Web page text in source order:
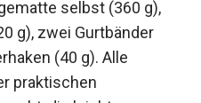
selbst (360 g),
g), zwei Gurtbänder
(40 g). Alle
praktischen